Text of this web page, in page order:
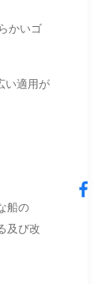
かいゴ
い適用が
船の
及び改